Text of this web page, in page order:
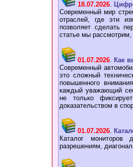
18.07.2026.
Современный мир
отраслей, где эти
позволяет сделать
статье мы
01.07.2026. Как
Современный
это сложный
повышенного
каждый уважающий
не только
доказательством в
01.07.2026.
Каталог
разрешениям,